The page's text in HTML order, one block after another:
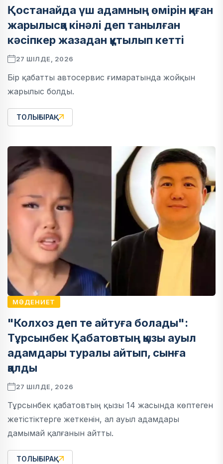
Қостанайда үш адамның өмірін қиған
жарылысқа кінәлі деп танылған
кәсіпкер жазадан құтылып кетті
27 ШІЛДЕ, 2026
Бір қабатты автосервис ғимаратында жойқын
жарылыс болды.
ТОЛЫҒЫРАҚ
МӘДЕНИЕТ
"Колхоз деп те айтуға болады":
Тұрсынбек Қабатовтың қызы ауыл
адамдары туралы айтып, сынға
қалды
27 ШІЛДЕ, 2026
Тұрсынбек қабатовтың қызы 14 жасында көптеген
жетістіктерге жеткенін, ал ауыл адамдары
дамымай қалғанын айтты.
ТОЛЫҒЫРАҚ